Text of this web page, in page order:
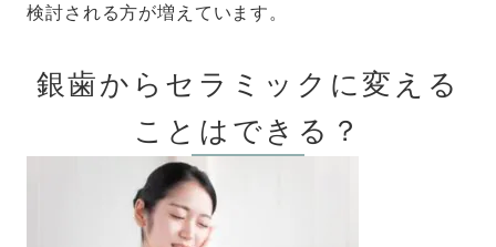
検討される方が増えています。
銀歯からセラミックに変える
ことはできる？